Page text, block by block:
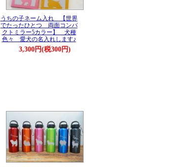
うちの子ネーム入れ 【世界
でたったひとつ 両面コンパ
クトミラー5カラー】 犬種
色々 愛犬の名入れします♪
3,300円(税300円)